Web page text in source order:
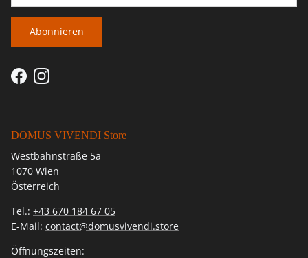
Abonnieren
FacebookInstagram
DOMUS VIVENDI Store
Westbahnstraße 5a
1070 Wien
Österreich
Tel.: +43 670 184 67 05
E-Mail: contact@domusvivendi.store
Öffnungszeiten: